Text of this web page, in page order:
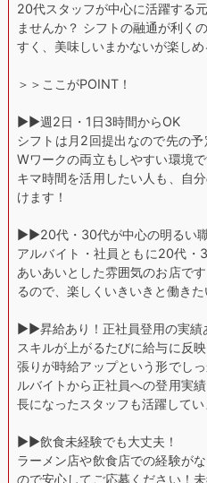
20代スタッフが中心に活躍する
ませんか？ シフトの融通が利く
すく、美味しいまかないが楽し
＞＞ここがPOINT！
▶︎▶︎週2日・1日3時間からOK
シフトは月2回提出なので先の
Wワークの両立もしやすい環境
キマ時間を活用したい人も、自
けます！
▶︎▶︎20代・30代が中心の明るい職
アルバイト・社員ともに20代・
あいあいとした雰囲気のお店で
るので、楽しくいきいきと働き
▶︎▶︎昇給あり！正社員登用の実績
スキルが上がるたびに給与に反
張りが時給アップという形でし
ルバイトから正社員への登用実
長になったスタッフも活躍してい
▶︎▶︎飲食未経験でも大丈夫！
ラーメン店や飲食店での経験が
ので安心してご応募ください！